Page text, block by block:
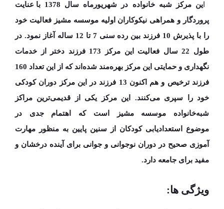
این مرکز شبه خانواده در شهریورماه سال 1378
با عنایت
پروردگار و همراهی نیکوکاران اولیه موسسه مشیز فعالیت خود
را با پذیرش 10 فرزند بین رده
سنی 7 تا 12 ساله
آغاز نمود. در
طول
22 سال فعالیت این مرکز
از خدمات
نگهداری و حمایتی این مرکز بهره‌مند شده‌اند که از این تعداد 160
فرزند ترخیص و هم اکنون 13 فرزند
در این مرکز دوران کودکی
خود را سپری می‌کنند. ا ین مرکز یکی از قدیمی‌‌ترین مراکز
شبه‌خانواده موسسه مشیز است که اهتمام جدی در
موضوع استعدادیابی کودکان از سنین پایین به منظور مهارت
آموزی صحیح در دوران نوجوانی و جوانی برای آینده درخشان و
مفید برای جامعه دارد.
ویژگی ها: